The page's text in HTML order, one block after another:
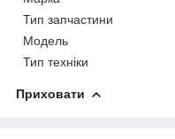
Тип запчастини
Модель
Тип техніки
Приховати